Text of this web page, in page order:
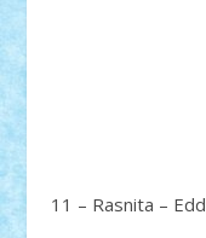
11 – Rasnita – Edd